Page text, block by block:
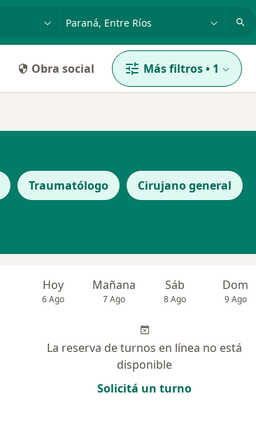
p. ej. Buenos Aires
Obra social Más filtros• 1
Traumatólogo Cirujano general
Hoy
6 Ago
Mañana
7 Ago
Sáb
8 Ago
Dom
9 Ago
La reserva de turnos en línea no está
disponible
Solicitá un turno